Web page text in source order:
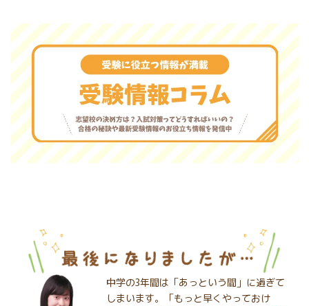
中学の3年間は「あっという間」に過ぎて
しまいます。
「もっと早くやっておけ